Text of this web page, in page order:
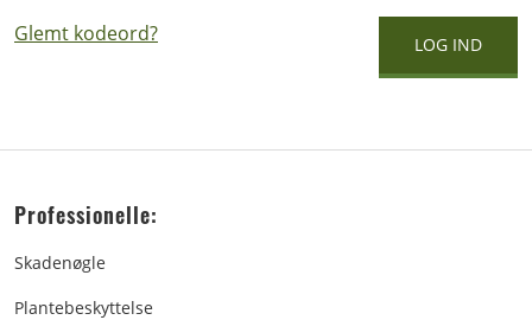
Glemt kodeord?
Professionelle:
Skadenøgle
Plantebeskyttelse